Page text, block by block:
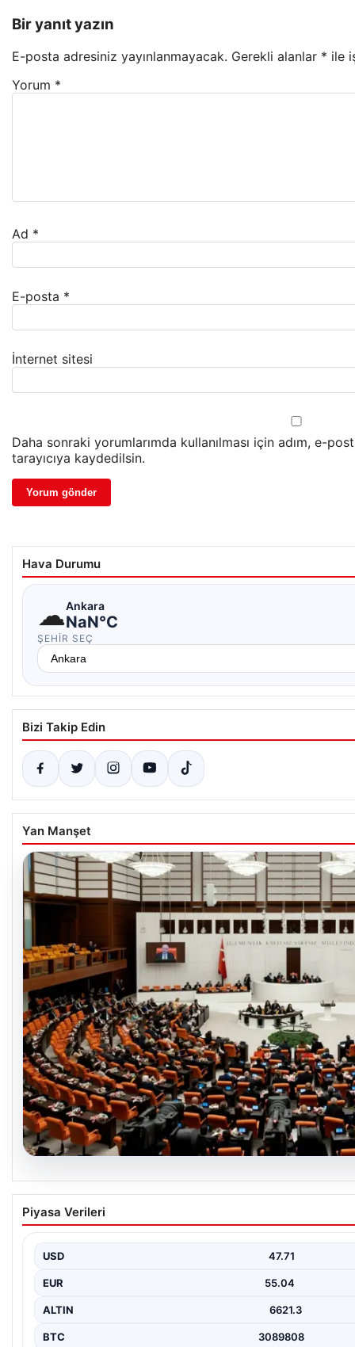
Bir yanıt yazın
E-posta adresiniz yayınlanmayacak. Gerekli alanlar * ile
Yorum *
Ad *
E-posta *
İnternet sitesi
Daha sonraki yorumlarımda kullanılması için adım, e-
tarayıcıya kaydedilsin.
Hava Durumu
☁Ankara
NaN°C
ŞEHIR SEÇ
Bizi Takip Edin
Yan Manşet
Şehit Aileleri ve Gazilere Yönelik Haklarda
Türkiye Büyük Millet Meclisi (TBMM) Milli Savunma
Piyasa Verileri
USD 47.71
EUR 55.04
ALTIN 6621.3
BTC 3089808